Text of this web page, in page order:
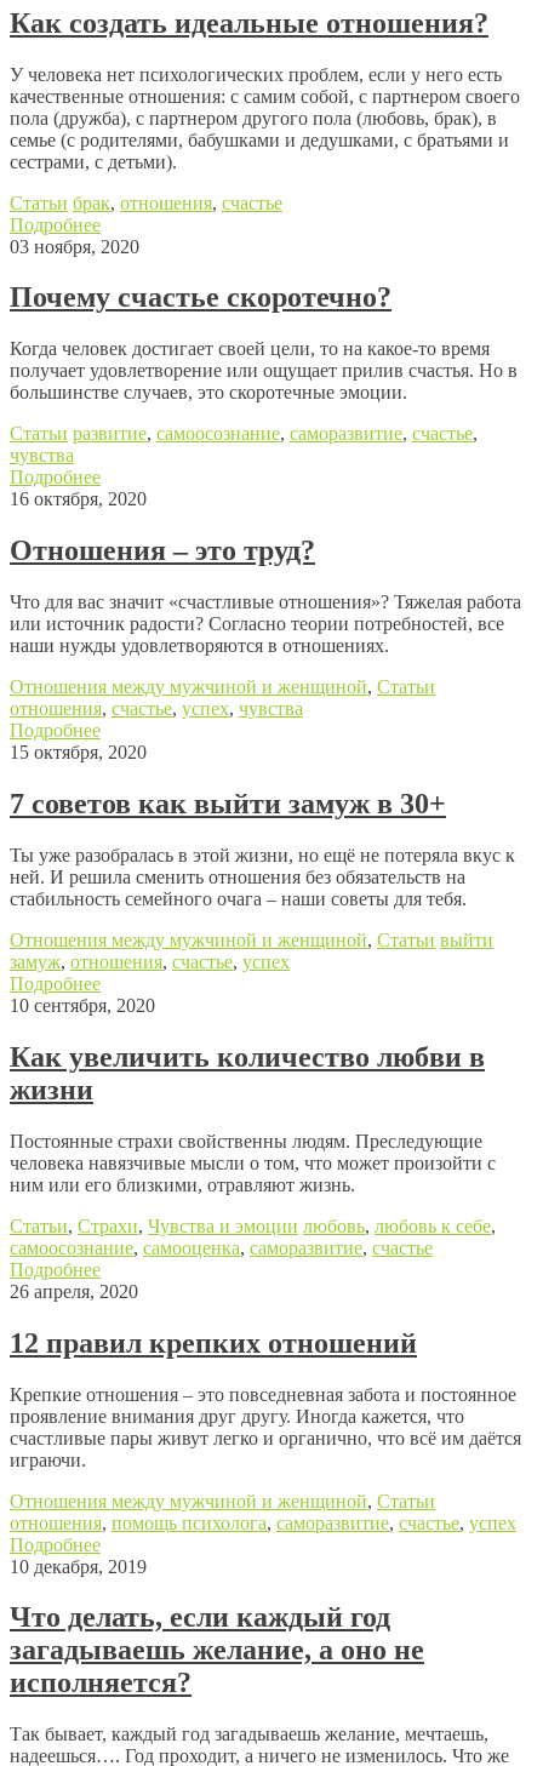
Как создать идеальные отношения?
У человека нет психологических проблем, если у него есть
качественные отношения: с самим собой, с партнером своего
пола (дружба), с партнером другого пола (любовь, брак), в
семье (с родителями, бабушками и дедушками, с братьями и
сестрами, с детьми).
Статьи брак, отношения, счастье
Подробнее
03 ноября, 2020
Почему счастье скоротечно?
Когда человек достигает своей цели, то на какое-то время
получает удовлетворение или ощущает прилив счастья. Но в
большинстве случаев, это скоротечные эмоции.
Статьи развитие, самоосознание, саморазвитие, счастье,
чувства
Подробнее
16 октября, 2020
Отношения – это труд?
Что для вас значит «счастливые отношения»? Тяжелая работа
или источник радости? Согласно теории потребностей, все
наши нужды удовлетворяются в отношениях.
Отношения между мужчиной и женщиной, Статьи
отношения, счастье, успех, чувства
Подробнее
15 октября, 2020
7 советов как выйти замуж в 30+
Ты уже разобралась в этой жизни, но ещё не потеряла вкус к
ней. И решила сменить отношения без обязательств на
стабильность семейного очага – наши советы для тебя.
Отношения между мужчиной и женщиной, Статьи выйти
замуж, отношения, счастье, успех
Подробнее
10 сентября, 2020
Как увеличить количество любви в
жизни
Постоянные страхи свойственны людям. Преследующие
человека навязчивые мысли о том, что может произойти с
ним или его близкими, отравляют жизнь.
Статьи, Страхи, Чувства и эмоции любовь, любовь к себе,
самоосознание, самооценка, саморазвитие, счастье
Подробнее
26 апреля, 2020
12 правил крепких отношений
Крепкие отношения – это повседневная забота и постоянное
проявление внимания друг другу. Иногда кажется, что
счастливые пары живут легко и органично, что всё им даётся
играючи.
Отношения между мужчиной и женщиной, Статьи
отношения, помощь психолога, саморазвитие, счастье, успех
Подробнее
10 декабря, 2019
Что делать, если каждый год
загадываешь желание, а оно не
исполняется?
Так бывает, каждый год загадываешь желание, мечтаешь,
надеешься…. Год проходит, а ничего не изменилось. Что же